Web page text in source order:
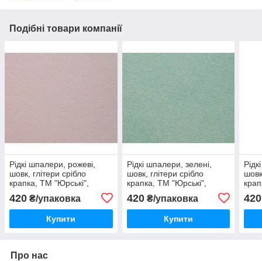
Подібні товари компанії
Рідкі шпалери, рожеві,
шовк, глітери срібло
крапка, ТМ "Юрські",
420 ₴/упаковка
Купити
Рідкі шпалери, зелені,
шовк, глітери срібло
крапка, ТМ "Юрські",
420₴/упаковка
Купити
420
Про нас